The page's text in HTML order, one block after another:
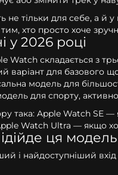
не тільки для себе, а й
тим, хто просто хоче
у 2026 році
Watch складається з
варіант для базового
модель для
для спорту,
така: Apple Watch SE
Watch Ultra — якщо
ця модель
і найдоступніший